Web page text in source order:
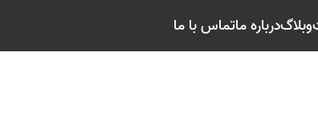
وبلاگدرباره ماتماس با ما